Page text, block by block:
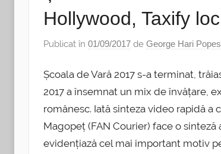
Hollywood, Taxify
Publicat în 01/09/2017 de George Hari
Școala de Vară 2017 s-a terminat,
2017 a însemnat un mix de învățare,
românesc. Iată sinteza video rapidă a
Magopeț (FAN Courier) face o
evidențiază cel mai important motiv